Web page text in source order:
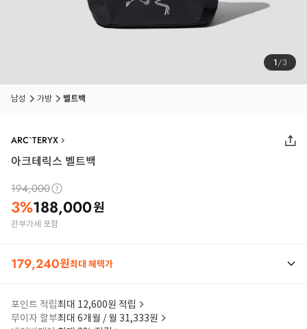
1/3
남성 가방 벨트백
ARC`TERYX
아크테릭스 벨트백
194,000
3%188,000원
관부가세 포함
179,240원최대 혜택가
포인트 적립최대 12,600원 적립
무이자 할부최대 6개월 / 월 31,333원